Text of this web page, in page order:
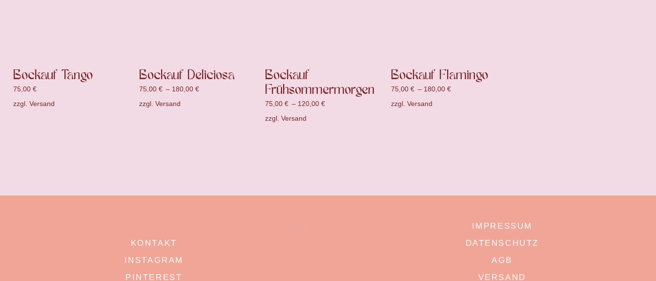
Bockauf Tango
75,00 €
zzgl. Versand
Bockauf Deliciosa
75,00 € – 180,00 €
zzgl. Versand
Bockauf
Frühsommermorgen
75,00 € – 120,00 €
zzgl. Versand
Bockauf Flamingo
75,00€ – 180,00€
zzgl.Versand
KONTAKT
INSTAGRAM
PINTEREST
IMPRESSUM
DATENSCHUTZ
AGB
VERSAND